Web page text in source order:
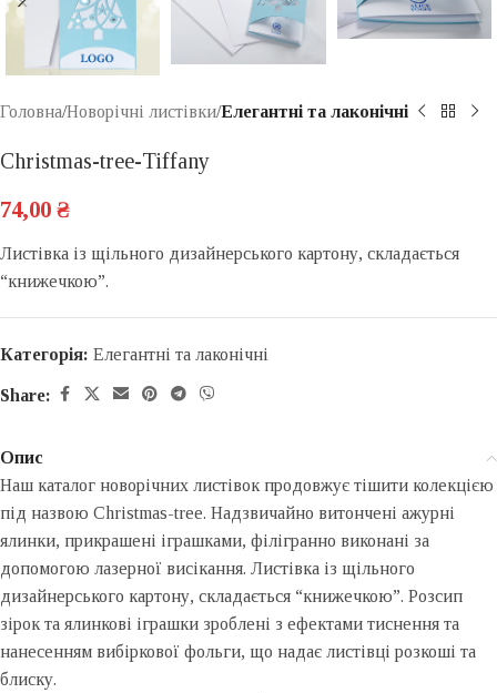
Головна Новорічні листівки Елегантні та лаконічні
Christmas-tree-Tiffany
74,00 ₴
Листівка із щільного дизайнерського картону, складається
“книжечкою”.
Категорія: Елегантні та лаконічні
Share:
Опис
Наш каталог новорічних листівок продовжує тішити колекцією
під назвою Christmas-tree. Надзвичайно витончені ажурні
ялинки, прикрашені іграшками, філігранно виконані за
допомогою лазерної висікання. Листівка із щільного
дизайнерського картону, складається “книжечкою”. Розсип
зірок та ялинкові іграшки зроблені з ефектами тиснення та
нанесенням вибіркової фольги, що надає листівці розкоші та
блиску.